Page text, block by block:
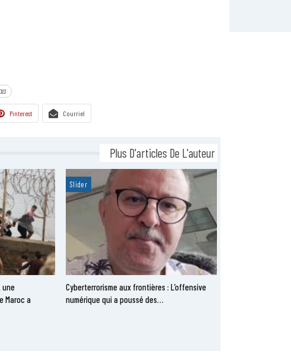
Pinterest Courriel
Plus D'articles De L'auteur
une
Maroc a
Slider
Cyberterrorisme aux frontières : L’offensive
numérique qui a poussé des…